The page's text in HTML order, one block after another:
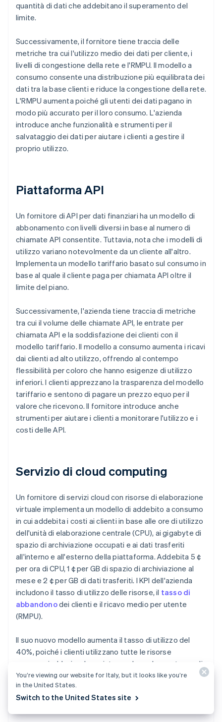
quantità di dati che addebitano il superamento del
limite.
Successivamente, il fornitore tiene traccia delle
metriche tra cui l'utilizzo medio dei dati per cliente, i
livelli di congestione della rete e l'RMPU. Il modello a
consumo consente una distribuzione più equilibrata dei
dati tra la base clienti e riduce la congestione della rete.
L'RMPU aumenta poiché gli utenti dei dati pagano in
modo più accurato per il loro consumo. L'azienda
introduce anche funzionalità e strumenti per il
salvataggio dei dati per aiutare i clienti a gestire il
proprio utilizzo.
Piattaforma API
Un fornitore di API per dati finanziari ha un modello di
abbonamento con livelli diversi in base al numero di
chiamate API consentite. Tuttavia, nota che i modelli di
utilizzo variano notevolmente da un cliente all'altro.
Implementa un modello tariffario basato sul consumo in
base al quale il cliente paga per chiamata API oltre il
limite del piano.
Successivamente, l'azienda tiene traccia di metriche
tra cui il volume delle chiamate API, le entrate per
chiamata API e la soddisfazione dei clienti con il
modello tariffario. Il modello a consumo aumenta i ricavi
dai clienti ad alto utilizzo, offrendo al contempo
flessibilità per coloro che hanno esigenze di utilizzo
inferiori. I clienti apprezzano la trasparenza del modello
tariffario e sentono di pagare un prezzo equo per il
valore che ricevono. Il fornitore introduce anche
strumenti per aiutare i clienti a monitorare l'utilizzo e i
costi delle API.
Servizio di cloud computing
Un fornitore di servizi cloud con risorse di elaborazione
virtuale implementa un modello di addebito a consumo
in cui addebita i costi ai clienti in base alle ore di utilizzo
dell'unità di elaborazione centrale (CPU), ai gigabyte di
spazio di archiviazione occupati e ai dati trasferiti
all'interno e all'esterno della piattaforma. Addebita 5 ¢
per ora di CPU, 1 ¢ per GB di spazio di archiviazione al
mese e 2 ¢ per GB di dati trasferiti. I KPI dell'azienda
includono il tasso di utilizzo delle risorse, il tasso di
abbandonodei clienti e il ricavo medio per utente
(RMPU).
Il suo nuovo modello aumenta il tasso di utilizzo del
40%, poiché i clienti utilizzano tutte le risorse
necessarie. L'azienda registra anche un basso tasso di
abbandono annuo, pari al 5%, con un aumento del ricavo
medio per utente (RMPU) del 25% in un anno.
You’re viewing our website for Italy, but it looks like you’re
in the United States.
Switch to the United States site